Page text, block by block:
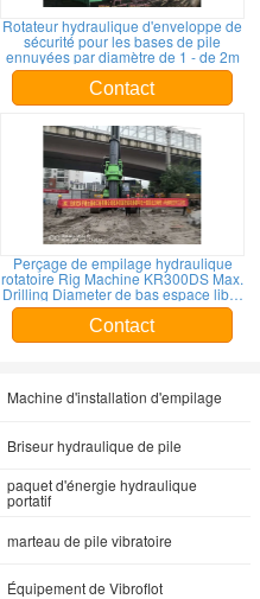
Rotateur hydraulique d'enveloppe de
sécurité pour les bases de pile
ennuyées par diamètre de 1 - de 2m
Contact
Perçage de empilage hydraulique
rotatoire Rig Machine KR300DS Max.
Drilling Diameter de bas espace libre
2000mm Max. Drilling Depth 35m
Contact
Machine d'installation d'empilage
Briseur hydraulique de pile
paquet d'énergie hydraulique
portatif
marteau de pile vibratoire
Équipement de Vibroflot